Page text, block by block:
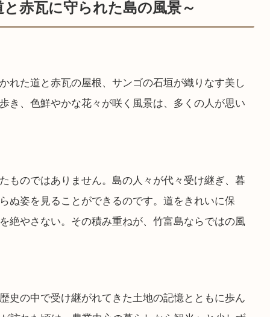
赤瓦に守られた島の風景～
れた道と赤瓦の屋根、サンゴの石垣が織りなす美し
き、色鮮やかな花々が咲く風景は、多くの人が思い
ものではありません。島の人々が代々受け継ぎ、暮
ぬ姿を見ることができるのです。道をきれいに保
絶やさない。その積み重ねが、竹富島ならではの風
史の中で受け継がれてきた土地の記憶とともに歩ん